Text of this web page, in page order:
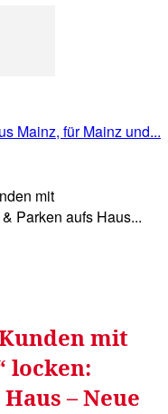
mit
Parken aufs Haus...
mit
locken:
– Neue